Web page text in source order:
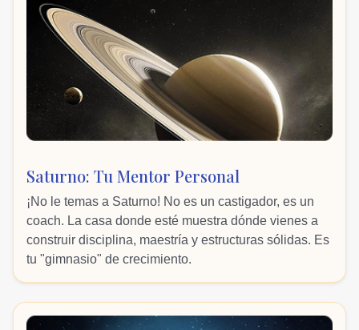
Saturno: Tu Mentor Personal
¡No le temas a Saturno! No es un castigador, es un
coach. La casa donde esté muestra dónde vienes a
construir disciplina, maestría y estructuras sólidas. Es
tu "gimnasio" de crecimiento.